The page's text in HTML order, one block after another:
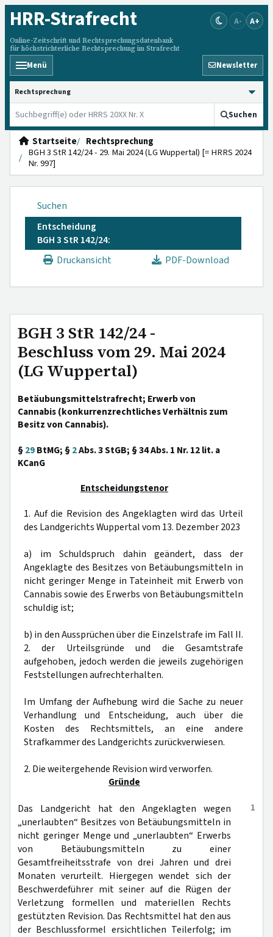
HRR-Strafrecht
Online-Zeitschrift und Rechtsprechungsdatenbank
für höchstrichterliche Rechtsprechung im Strafrecht
A- A+
Menü Newsletter
HRRS durchsuchen
Suchen
Startseite
Rechtsprechung
BGH 3 StR 142/24 - 29. Mai 2024 (LG Wuppertal) [= HRRS 2024
Nr. 997]
Suchen
Entscheidung
BGH 3 StR 142/24:
Druckansicht
PDF-Download
BGH 3 StR 142/24 -
Beschluss vom 29. Mai 2024
(LG Wuppertal)
Betäubungsmittelstrafrecht; Erwerb von
Cannabis (konkurrenzrechtliches Verhältnis zum
Besitz von Cannabis).
§29BtMG; §2Abs. 3 StGB; § 34 Abs. 1 Nr. 12 lit. a
KCanG
Entscheidungstenor
1. Auf die Revision des Angeklagten wird das Urteil
des Landgerichts Wuppertal vom 13. Dezember 2023
a) im Schuldspruch dahin geändert, dass der
Angeklagte des Besitzes von Betäubungsmitteln in
nicht geringer Menge in Tateinheit mit Erwerb von
Cannabis sowie des Erwerbs von Betäubungsmitteln
schuldig ist;
b) in den Aussprüchen über die Einzelstrafe im Fall II.
2. der Urteilsgründe und die Gesamtstrafe
aufgehoben, jedoch werden die jeweils zugehörigen
Feststellungen aufrechterhalten.
Im Umfang der Aufhebung wird die Sache zu neuer
Verhandlung und Entscheidung, auch über die
Kosten des Rechtsmittels, an eine andere
Strafkammer des Landgerichts zurückverwiesen.
2. Die weitergehende Revision wird verworfen.
Gründe
1
Das Landgericht hat den Angeklagten wegen
„unerlaubten“ Besitzes von Betäubungsmitteln in
nicht geringer Menge und „unerlaubten“ Erwerbs
von Betäubungsmitteln zu einer
Gesamtfreiheitsstrafe von drei Jahren und drei
Monaten verurteilt. Hiergegen wendet sich der
Beschwerdeführer mit seiner auf die Rügen der
Verletzung formellen und materiellen Rechts
gestützten Revision. Das Rechtsmittel hat den aus
der Beschlussformel ersichtlichen Teilerfolg; im